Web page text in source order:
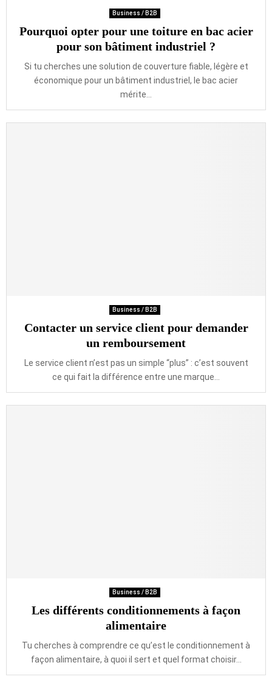
Business / B2B
Pourquoi opter pour une toiture en bac acier
pour son bâtiment industriel ?
Si tu cherches une solution de couverture fiable, légère et
économique pour un bâtiment industriel, le bac acier
mérite...
Business / B2B
Contacter un service client pour demander
un remboursement
Le service client n’est pas un simple “plus” : c’est souvent
ce qui fait la différence entre une marque...
Business / B2B
Les différents conditionnements à façon
alimentaire
Tu cherches à comprendre ce qu’est le conditionnement à
façon alimentaire, à quoi il sert et quel format choisir...